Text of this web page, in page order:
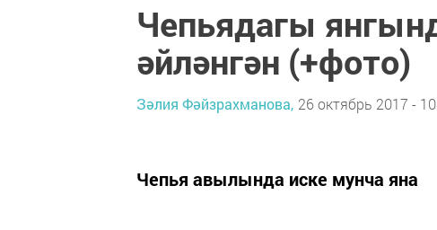
Чепьядагы
әйләнгән (+фото)
Зәлия Фәйзрахманова, 26 октябрь 2017 -
Чепья авылында иске мунча яна